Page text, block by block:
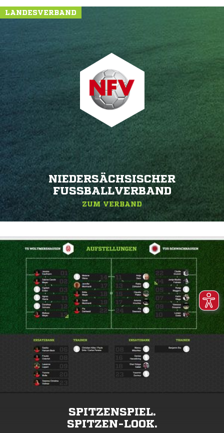
LANDESVERBAND
NIEDERSÄCHSISCHER
FUSSBALLVERBAND
ZUM VERBAND
SPITZENSPIEL.
SPITZEN-LOOK.